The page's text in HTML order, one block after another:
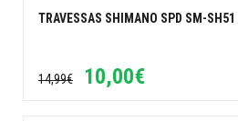
TRAVESSAS SHIMANO SPD SM-
14,99€ 10,00€